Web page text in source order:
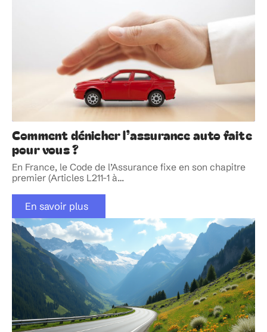
Comment dénicher l’assurance auto faite
pour vous ?
En France, le Code de l’Assurance fixe en son chapitre
premier (Articles L211-1 à…
En savoir plus